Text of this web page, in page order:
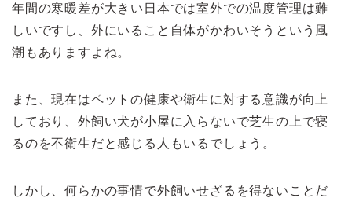
年間の寒暖差が大きい日本では室外での温度管理は難
しいですし、外にいること自体がかわいそうという風
潮もありますよね。
また、現在はペットの健康や衛生に対する意識が向上
しており、外飼い犬が小屋に入らないで芝生の上で寝
るのを不衛生だと感じる人もいるでしょう。
しかし、何らかの事情で外飼いせざるを得ないことだ